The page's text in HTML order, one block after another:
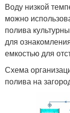
Воду низкой
можно
полива
для
емкостью для
Схема
полива на